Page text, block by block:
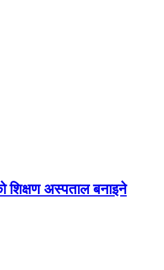
शिक्षण अस्पताल बनाइने